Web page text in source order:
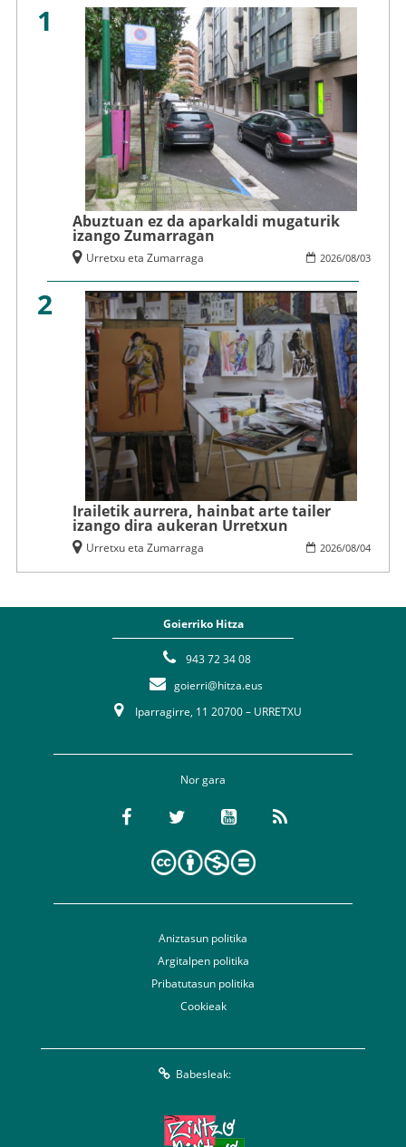
1
Abuztuan ez da aparkaldi mugaturik
izango Zumarragan
2026/08/03
Urretxu eta Zumarraga
2
Irailetik aurrera, hainbat arte tailer
izango dira aukeran Urretxun
2026/08/04
Urretxu eta Zumarraga
Goierriko Hitza
943 72 34 08
goierri@hitza.eus
Iparragirre, 11 20700 – URRETXU
Nor gara
Aniztasun politika
Argitalpen politika
Pribatutasun politika
Cookieak
Babesleak: